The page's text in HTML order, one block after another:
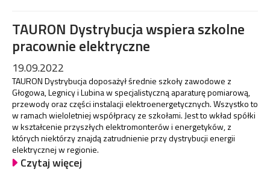
TAURON Dystrybucja wspiera szkolne
pracownie elektryczne
19.09.2022
TAURON Dystrybucja doposażył średnie szkoły zawodowe z
Głogowa, Legnicy i Lubina w specjalistyczną aparaturę pomiarową,
przewody oraz części instalacji elektroenergetycznych. Wszystko to
w ramach wieloletniej współpracy ze szkołami. Jest to wkład spółki
w kształcenie przyszłych elektromonterów i energetyków, z
których niektórzy znajdą zatrudnienie przy dystrybucji energii
elektrycznej w regionie.
Czytaj więcej